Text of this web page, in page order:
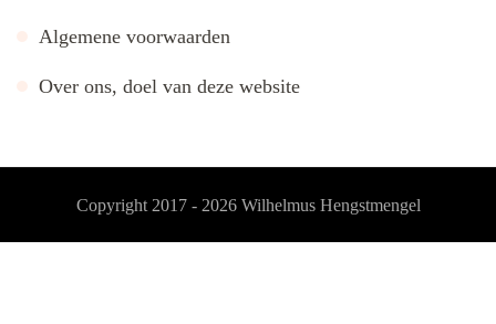
Algemene voorwaarden
Over ons, doel van deze website
Copyright 2017 - 2026 Wilhelmus Hengstmengel